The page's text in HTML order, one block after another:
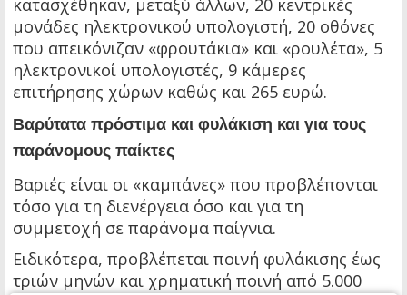
κατασχέθηκαν, μεταξύ άλλων, 20 κεντρικές
μονάδες ηλεκτρονικού υπολογιστή, 20 οθόνες
που απεικόνιζαν «φρουτάκια» και «ρουλέτα», 5
ηλεκτρονικοί υπολογιστές, 9 κάμερες
επιτήρησης χώρων καθώς και 265 ευρώ.
Βαρύτατα πρόστιμα και φυλάκιση και για τους
παράνομους παίκτες
Βαριές είναι οι «καμπάνες» που προβλέπονται
τόσο για τη διενέργεια όσο και για τη
συμμετοχή σε παράνομα παίγνια.
Ειδικότερα, προβλέπεται ποινή φυλάκισης έως
τριών μηνών και χρηματική ποινή από 5.000